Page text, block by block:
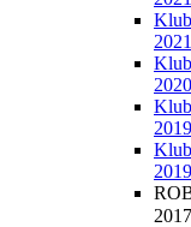
2020
2019
2017